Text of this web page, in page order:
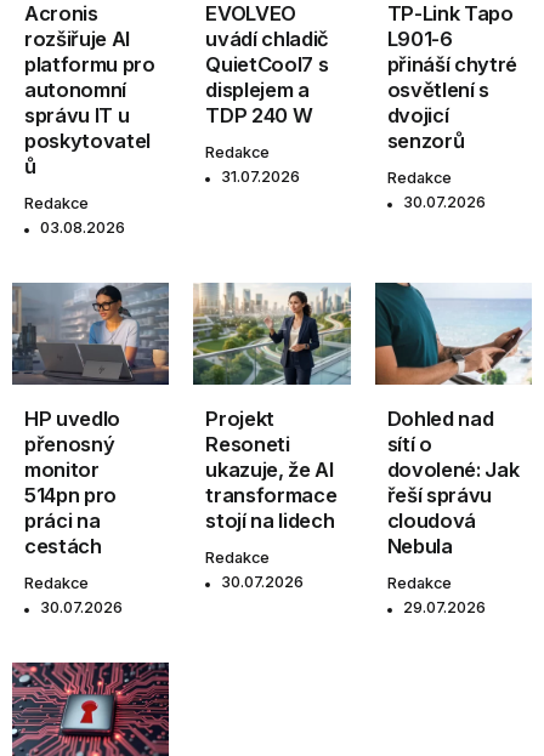
Acronis
rozšiřuje AI
platformu pro
autonomní
správu IT u
poskytovatel
ů
Redakce
03.08.2026
EVOLVEO
uvádí chladič
QuietCool7 s
displejem a
TDP 240 W
Redakce
31.07.2026
TP-Link Tapo
L901-6
přináší chytré
osvětlení s
dvojicí
senzorů
Redakce
30.07.2026
HP uvedlo
přenosný
monitor
514pn pro
práci na
cestách
Redakce
30.07.2026
Projekt
Resoneti
ukazuje, že AI
transformace
stojí na lidech
Redakce
30.07.2026
Dohled nad
sítí o
dovolené: Jak
řeší správu
cloudová
Nebula
Redakce
29.07.2026